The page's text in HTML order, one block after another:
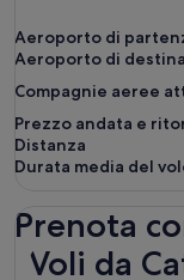
Aeroporto di
Aeroporto di
Compagnie aeree
Prezzo andata e
Distanza
Durata media del
Prenota
Voli da
Voli da Catania a